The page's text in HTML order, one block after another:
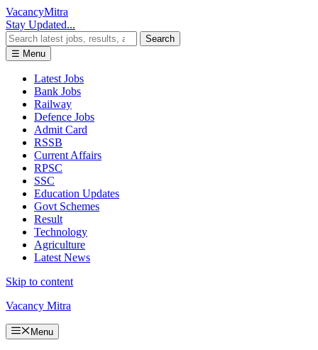
VacancyMitra
Stay Updated...
Search
☰ Menu
Latest Jobs
Bank Jobs
Railway
Defence Jobs
Admit Card
RSSB
Current Affairs
RPSC
SSC
Education Updates
Govt Schemes
Result
Technology
Agriculture
Latest News
Skip to content
Vacancy Mitra
Menu